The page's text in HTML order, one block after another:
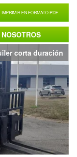
corta duración
IMPRIMIR EN FORMATO PDF